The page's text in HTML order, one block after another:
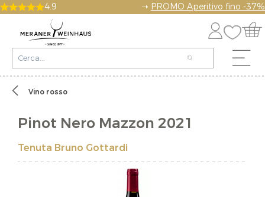
4.9 ➝ PROMO Aperitivo fino -37%
Vino rosso
Pinot Nero Mazzon 2021
Tenuta Bruno Gottardi